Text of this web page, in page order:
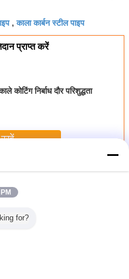
,काला कार्बन स्टील पाइप
प्राप्त करें
कोटिंग निर्बाध दौर परिशुद्धता
रखें
for?